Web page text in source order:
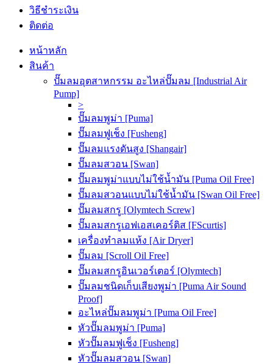
วิธีชำระเงิน
ติดต่อ
หน้าหลัก
สินค้า
ปั๊มลมอุตสาหกรรม อะไหล่ปั๊มลม [Industrial Air
Pump]
>
ปั๊มลมพูม่า [Puma]
ปั๊มลมฟูเช็ง [Fusheng]
ปั๊มลมแรงดันสูง [Shangair]
ปั๊มลมสวอน [Swan]
ปั๊มลมพูม่าแบบไม่ใช้น้ำมัน [Puma Oil Free]
ปั๊มลมสวอนแบบไม่ใช้น้ำมัน [Swan Oil Free]
ปั๊มลมสกรู [Olymtech Screw]
ปั๊มลมสกรูเอฟเอสเคอร์ติส [FScurtis]
เครื่องทำลมแห้ง [Air Dryer]
ปั๊มลม [Scroll Oil Free]
ปั๊มลมสกรูอินเวอร์เตอร์ [Olymtech]
ปั๊มลมชนิดเก็บเสียงพูม่า [Puma Air Sound
Proof]
อะไหล่ปั๊มลมพูม่า [Puma Oil Free]
หัวปั๊มลมพูม่า [Puma]
หัวปั๊มลมฟูเช็ง [Fusheng]
หัวปั๊มลมสวอน [Swan]